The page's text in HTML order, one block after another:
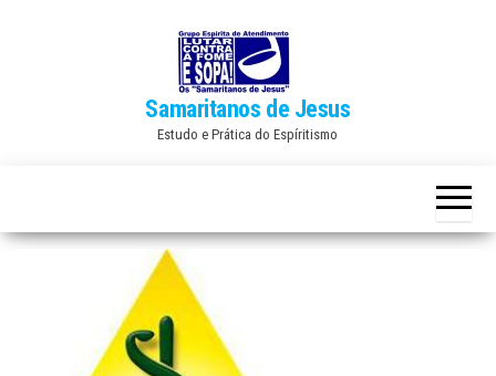
Samaritanos de Jesus
Estudo e Prática do Espíritismo